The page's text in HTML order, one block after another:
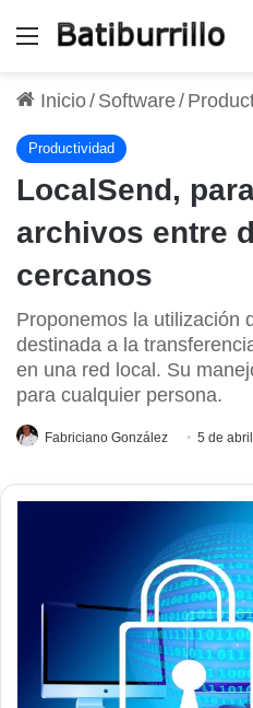
Menú
Inicio/ Software/
Productividad
LocalSend,
archivos entre
cercanos
Proponemos la utilización
destinada a la
en una red local. Su
para cualquier persona.
Fabriciano González 5 de